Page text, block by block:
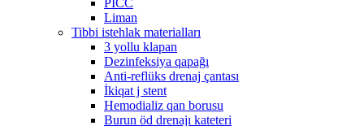
PICC
Liman
Tibbi istehlak materialları
3 yollu klapan
Dezinfeksiya qapağı
Anti-reflüks drenaj çantası
İkiqat j stent
Hemodializ qan borusu
Burun öd drenajı kateteri